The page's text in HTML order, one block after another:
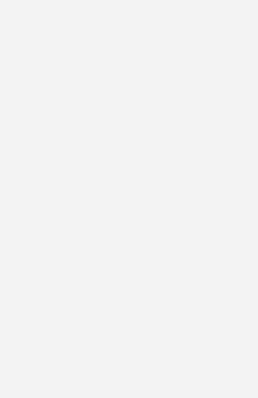
und eine Abmeldung ist
mit Daten finden Sie